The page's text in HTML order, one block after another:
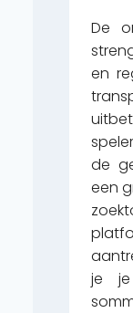
De
en
de
een
je je